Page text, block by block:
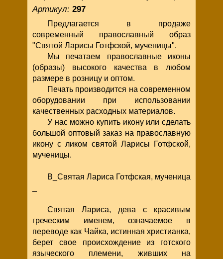
Артикул: 297
Предлагается в продаже
современный православный образ
"Святой Ларисы Готфской, мученицы".
Мы печатаем православные иконы
(образы) высокого качества в любом
размере в розницу и оптом.
Печать производится на современном
оборудовании при использовании
качественных расходных материалов.
У нас можно купить икону или сделать
большой оптовый заказ на православную
икону с ликом святой Ларисы Готфской,
мученицы.
B_Святая Лариса Готфская, мученица
Святая Лариса, дева с красивым
греческим именем, означаемое в
переводе как Чайка, истинная христианка,
берет свое происхождение из готского
языческого племени, живших на